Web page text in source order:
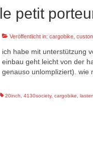
le petit
Veröffentlicht in:cargobike ,
ich habe mit unterstützung
einbau geht leicht von der
genauso unlompliziert).
20inch ,4130society,cargobike ,